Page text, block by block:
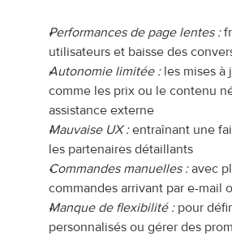
Performances de page lentes :
utilisateurs et baisse des
Autonomie limitée : les mises à
comme les prix ou le contenu
assistance externe
Mauvaise UX : entraînant une
les partenaires détaillants
Commandes manuelles : avec
commandes arrivant par e-mail
Manque de flexibilité : pour
personnalisés ou gérer des